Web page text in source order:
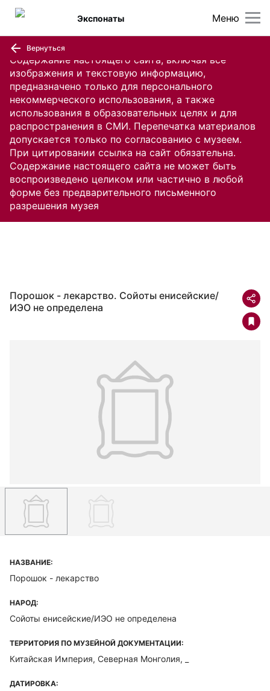
Содержание настоящего сайта, включая все
изображения и текстовую информацию,
предназначено только для персонального
некоммерческого использования, а также
использования в образовательных целях и для
распространения в СМИ. Перепечатка материалов
допускается только по согласованию с музеем.
При цитировании ссылка на сайт обязательна.
Содержание настоящего сайта не может быть
воспроизведено целиком или частично в любой
форме без предварительного письменного
разрешения музея
Меню
Экспонаты
Вернуться
Порошок - лекарство. Сойоты енисейские/
ИЭО не определена
НАЗВАНИЕ:
Порошок - лекарство
НАРОД:
Сойоты енисейские/ИЭО не определена
ТЕРРИТОРИЯ ПО МУЗЕЙНОЙ ДОКУМЕНТАЦИИ:
Китайская Империя, Северная Монголия, _
ДАТИРОВКА: